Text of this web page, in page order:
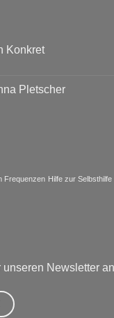
Konkret
Pletscher
Frequenzen Hilfe zur Selbsthilfe
Newsletter an